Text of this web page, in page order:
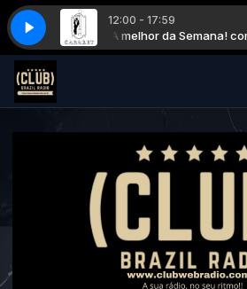
12:00 - 17:59
A melhor da Semana!
RADIO CLUB RJ - DANCE,